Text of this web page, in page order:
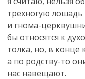
трехногую лошадь
и гнома-
бы относятся к
толка, но, в конце
а по родству-то
нас навещают.